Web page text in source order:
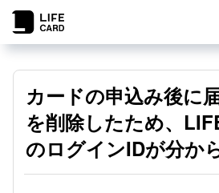
カードの申込み後に
を削除したため、
のログインIDが分か